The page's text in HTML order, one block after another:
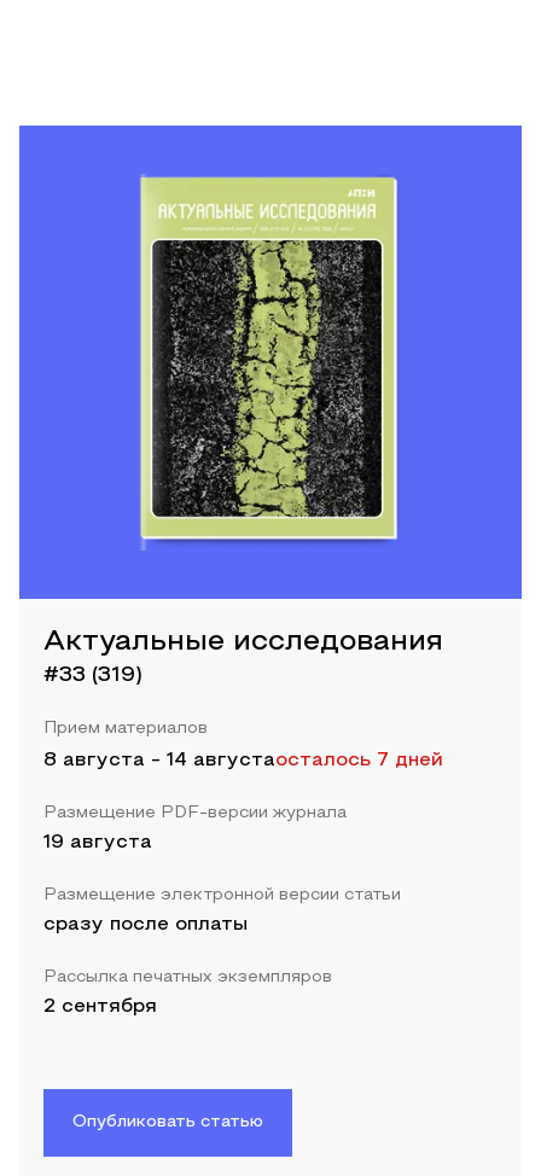
Актуальные исследования
#33 (319)
Прием материалов
8 августа - 14 августаосталось 7 дней
Размещение PDF-версии журнала
19 августа
Размещение электронной версии статьи
сразу после оплаты
Рассылка печатных экземпляров
2 сентября
Опубликовать статью